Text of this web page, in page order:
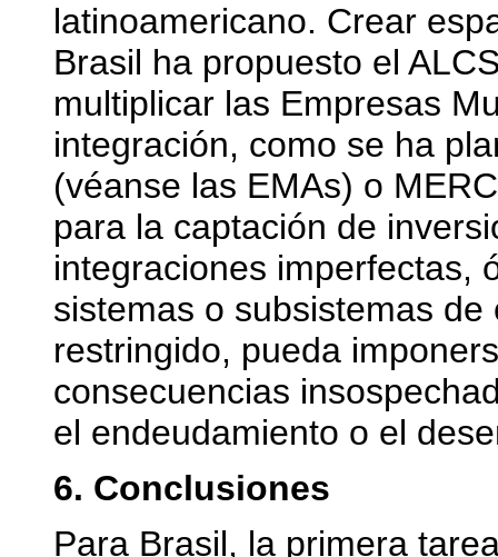
latinoamericano. Crear
Brasil ha propuesto el
multiplicar las Empresas
integración, como se ha
(véanse las EMAs) o
para la captación de
integraciones imperfectas,
sistemas o subsistemas
restringido, pueda
consecuencias
el endeudamiento o el
6. Conclusiones
Para Brasil, la primera